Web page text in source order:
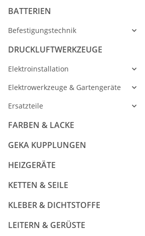
BATTERIEN
Befestigungstechnik
DRUCKLUFTWERKZEUGE
Elektroinstallation
Elektrowerkzeuge & Gartengeräte
Ersatzteile
FARBEN & LACKE
GEKA KUPPLUNGEN
HEIZGERÄTE
KETTEN & SEILE
KLEBER & DICHTSTOFFE
LEITERN & GERÜSTE